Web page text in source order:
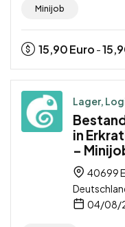
Minijob
15,90Euro -
Lager,
in
–
40699
04/08/